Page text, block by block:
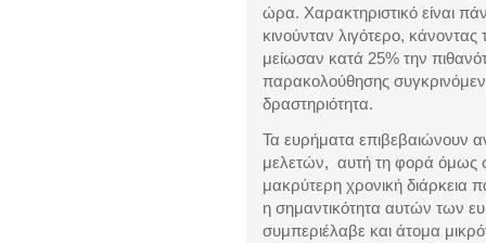
ώρα. Χαρακτηριστικό είναι
κινούνταν λιγότερο,
μείωσαν κατά 25% την
παρακολούθησης
δραστηριότητα.
Τα ευρήματα επιβεβαιώνουν
μελετών, αυτή τη φορά όμως
μακρύτερη χρονική
η σημαντικότητα αυτών των
συμπεριέλαβε και άτομα